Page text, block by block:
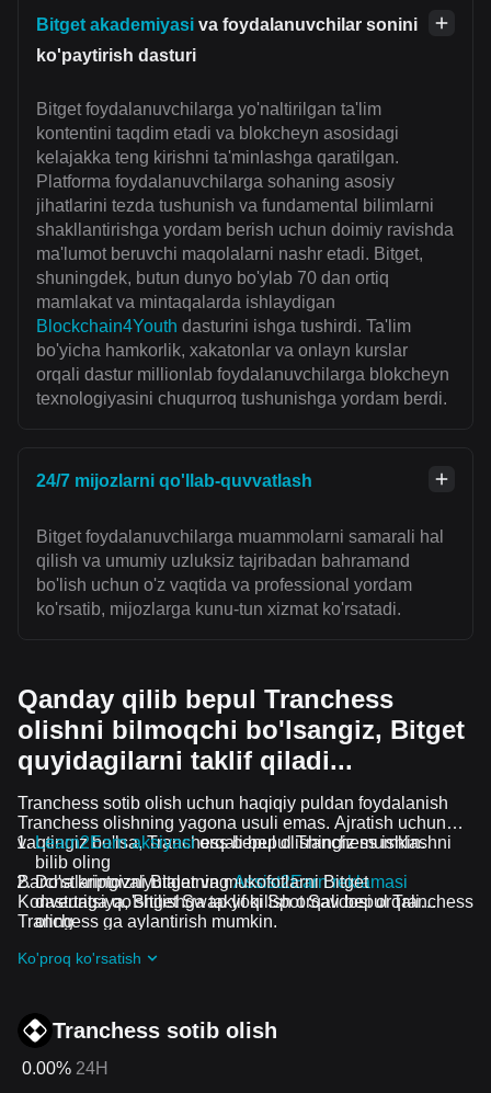
Bitget akademiyasi va foydalanuvchilar sonini
ko'paytirish dasturi
Bitget foydalanuvchilarga yo'naltirilgan ta'lim
kontentini taqdim etadi va blokcheyn asosidagi
kelajakka teng kirishni ta'minlashga qaratilgan.
Platforma foydalanuvchilarga sohaning asosiy
jihatlarini tezda tushunish va fundamental bilimlarni
shakllantirishga yordam berish uchun doimiy ravishda
ma'lumot beruvchi maqolalarni nashr etadi. Bitget,
shuningdek, butun dunyo bo'ylab 70 dan ortiq
mamlakat va mintaqalarda ishlaydigan
Blockchain4Youth dasturini ishga tushirdi. Ta'lim
bo'yicha hamkorlik, xakatonlar va onlayn kurslar
orqali dastur millionlab foydalanuvchilarga blokcheyn
texnologiyasini chuqurroq tushunishga yordam berdi.
24/7 mijozlarni qo'llab-quvvatlash
Bitget foydalanuvchilarga muammolarni samarali hal
qilish va umumiy uzluksiz tajribadan bahramand
bo'lish uchun o'z vaqtida va professional yordam
ko'rsatib, mijozlarga kunu-tun xizmat ko'rsatadi.
Qanday qilib bepul Tranchess
olishni bilmoqchi bo'lsangiz, Bitget
quyidagilarni taklif qiladi...
Tranchess sotib olish uchun haqiqiy puldan foydalanish
Tranchess olishning yagona usuli emas. Ajratish uchun
vaqtingiz bo'lsa, Tranchess bepul olishingiz mumkin.
Learn2Earn aksiyasiorqali bepul Tranchess ishlashni
bilib oling
Do'stlaringizni BitgetningAssist2Earn reklamasi
dasturiga qo'shilishga taklif qilish orqali bepul Tranchess
oling
guruhiga qo'shilish orqali Tranchess ta airdrop bepul
Barcha kriptovalyutalar va mukofotlarni Bitget
Konvertatsiya, Bitget Swap yoki Spot Savdosi orqali
Tranchess ga aylantirish mumkin.
Ko'proq ko'rsatish
Tranchess sotib olish
0.00% 24H